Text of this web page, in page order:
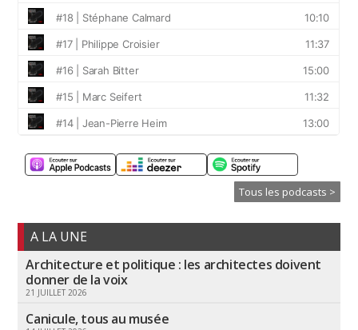
Tous les podcasts >
A LA UNE
Architecture et politique : les architectes doivent
donner de la voix
21 JUILLET 2026
Canicule, tous au musée